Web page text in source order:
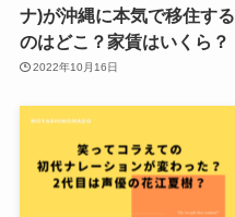
ナ)が沖縄に本気で移住する
のはどこ？家賃はいくら？
2022年10月16日